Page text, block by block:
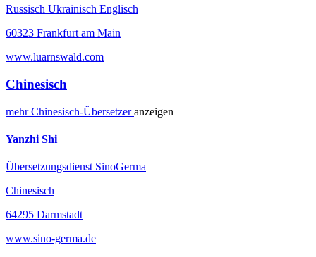
Russisch Ukrainisch Englisch
60323 Frankfurt am Main
www.luarnswald.com
Chinesisch
mehrChinesisch-Übersetzeranzeigen
Yanzhi Shi
Übersetzungsdienst SinoGerma
Chinesisch
64295 Darmstadt
www.sino-germa.de